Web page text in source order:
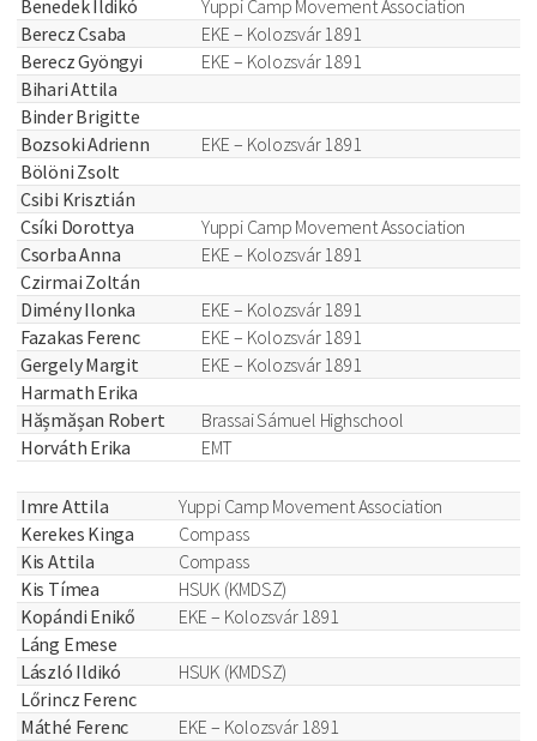
Benedek Ildikó
Yuppi Camp Movement Association
Berecz Csaba
EKE – Kolozsvár 1891
Berecz Gyöngyi
EKE – Kolozsvár 1891
Bihari Attila
Binder Brigitte
Bozsoki Adrienn
EKE – Kolozsvár 1891
Bölöni Zsolt
Csibi Krisztián
Csíki Dorottya
Yuppi Camp Movement Association
Csorba Anna
EKE – Kolozsvár 1891
Czirmai Zoltán
Dimény Ilonka
EKE – Kolozsvár 1891
Fazakas Ferenc
EKE – Kolozsvár 1891
Gergely Margit
EKE – Kolozsvár 1891
Harmath Erika
Hășmășan Robert
Brassai Sámuel Highschool
Horváth Erika
EMT
Imre Attila
Yuppi Camp Movement Association
Kerekes Kinga
Compass
Kis Attila
Compass
Kis Tímea
HSUK (KMDSZ)
Kopándi Enikő
EKE – Kolozsvár 1891
Láng Emese
László Ildikó
HSUK (KMDSZ)
Lőrincz Ferenc
Máthé Ferenc
EKE – Kolozsvár 1891